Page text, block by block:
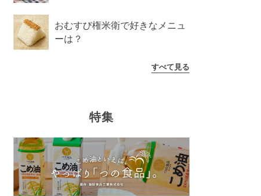
おむすび権米衛で好きなメニュ
ーは？
すべて見る
特集